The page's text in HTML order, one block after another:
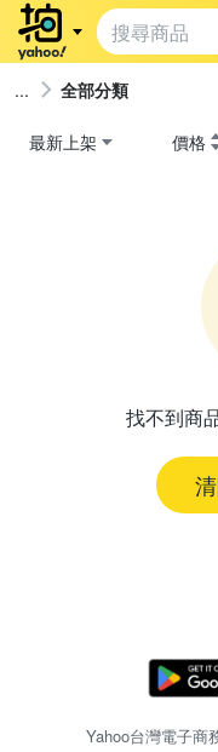
全部分類
最新上架 價格
找不到商
Yahoo台灣電子商